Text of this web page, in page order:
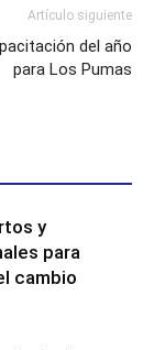
Artículo siguiente
del año
para Los Pumas
y
para
cambio